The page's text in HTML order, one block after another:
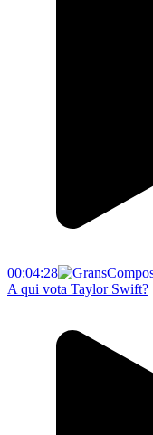
00:04:28
A qui vota Taylor Swift?